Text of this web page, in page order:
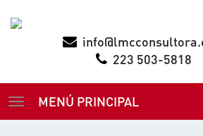
223 503-5818
MENÚ PRINCIPAL